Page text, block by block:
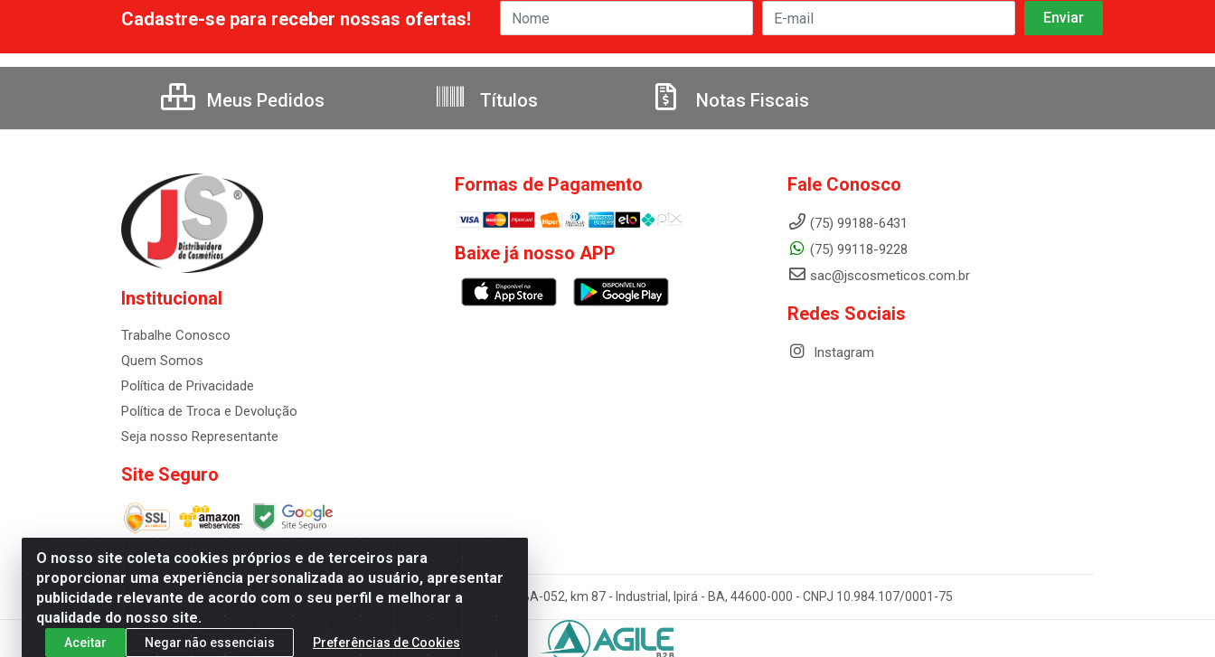
O nosso site coleta cookies próprios e de terceiros para
proporcionar uma experiência personalizada ao usuário, apresentar
publicidade relevante de acordo com o seu perfil e melhorar a
qualidade do nosso site.
Aceitar Negar não essenciais Preferências de Cookies
Cadastre-se para receber nossas ofertas!
Meus Pedidos Títulos Notas Fiscais
Institucional
Trabalhe Conosco
Quem Somos
Política de Privacidade
Política de Troca e Devolução
Seja nosso Representante
Site Seguro
Formas de Pagamento
Baixe já nosso APP
Fale Conosco
(75) 99188-6431
(75) 99118-9228
sac@jscosmeticos.com.br
Redes Sociais
Instagram
Distribuidora de Cosméticos Antoneto LTDA - BA-052, km 87 - Industrial, Ipirá - BA, 44600-000 - CNPJ 10.984.107/0001-75